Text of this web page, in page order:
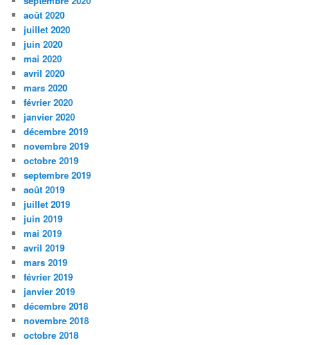
août 2020
juillet 2020
juin 2020
mai 2020
avril 2020
mars 2020
février 2020
janvier 2020
décembre 2019
novembre 2019
octobre 2019
septembre 2019
août 2019
juillet 2019
juin 2019
mai 2019
avril 2019
mars 2019
février 2019
janvier 2019
décembre 2018
novembre 2018
octobre 2018